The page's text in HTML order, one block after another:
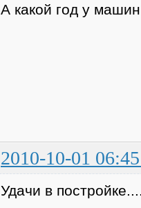
А какой год у
2010-10-01
Удачи в